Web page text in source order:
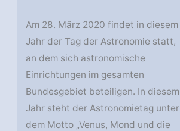
Am 28. März 2020 findet in diesem
Jahr der Tag der Astronomie statt,
an dem sich astronomische
Einrichtungen im gesamten
Bundesgebiet beteiligen. In diesem
Jahr steht der Astronomietag unter
dem Motto „Venus, Mond und die